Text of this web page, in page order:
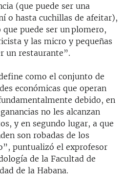
(que puede ser una
o hasta cuchillas de afeitar),
puede ser un plomero,
y las micro y pequeñas
un restaurante”.
como el conjunto de
económicas que operan
debido, en
no les alcanzan
y en segundo lugar, a que
son robadas de los
puntualizó el exprofesor
de la Facultad de
de la Habana.